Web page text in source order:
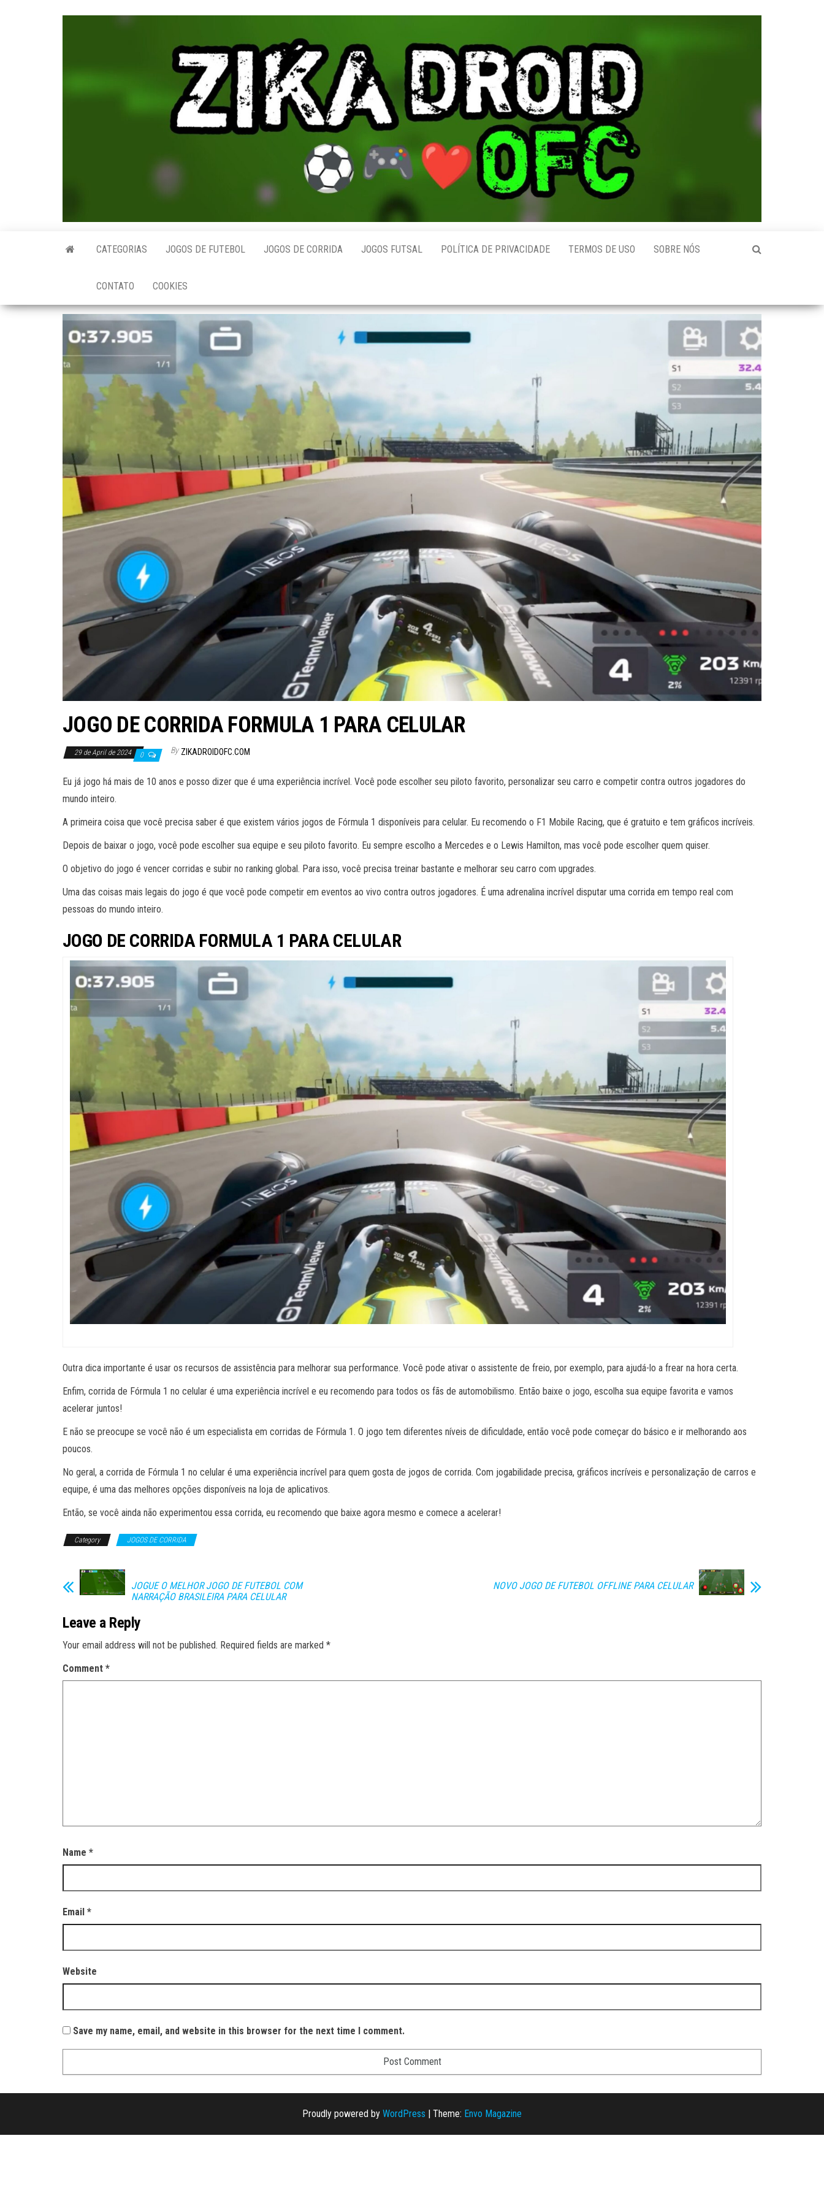
CATEGORIAS JOGOS DE FUTEBOL JOGOS DE CORRIDA JOGOS FUTSAL POLÍTICA DE PRIVACIDADE TERMOS DE USO SOBRE NÓS
CONTATO COOKIES
JOGO DE CORRIDA FORMULA 1 PARA CELULAR
29 de April de 2024 0 By ZIKADROIDOFC.COM
Eu já jogo há mais de 10 anos e posso dizer que é uma experiência incrível. Você pode escolher seu piloto favorito, personalizar seu carro e competir contra outros jogadores do
mundo inteiro.
A primeira coisa que você precisa saber é que existem vários jogos de Fórmula 1 disponíveis para celular. Eu recomendo o F1 Mobile Racing, que é gratuito e tem gráficos incríveis.
Depois de baixar o jogo, você pode escolher sua equipe e seu piloto favorito. Eu sempre escolho a Mercedes e o Lewis Hamilton, mas você pode escolher quem quiser.
O objetivo do jogo é vencer corridas e subir no ranking global. Para isso, você precisa treinar bastante e melhorar seu carro com upgrades.
Uma das coisas mais legais do jogo é que você pode competir em eventos ao vivo contra outros jogadores. É uma adrenalina incrível disputar uma corrida em tempo real com
pessoas do mundo inteiro.
JOGO DE CORRIDA FORMULA 1 PARA CELULAR
Outra dica importante é usar os recursos de assistência para melhorar sua performance. Você pode ativar o assistente de freio, por exemplo, para ajudá-lo a frear na hora certa.
Enfim, corrida de Fórmula 1 no celular é uma experiência incrível e eu recomendo para todos os fãs de automobilismo. Então baixe o jogo, escolha sua equipe favorita e vamos
acelerar juntos!
E não se preocupe se você não é um especialista em corridas de Fórmula 1. O jogo tem diferentes níveis de dificuldade, então você pode começar do básico e ir melhorando aos
poucos.
No geral, a corrida de Fórmula 1 no celular é uma experiência incrível para quem gosta de jogos de corrida. Com jogabilidade precisa, gráficos incríveis e personalização de carros e
equipe, é uma das melhores opções disponíveis na loja de aplicativos.
Então, se você ainda não experimentou essa corrida, eu recomendo que baixe agora mesmo e comece a acelerar!
Category JOGOS DE CORRIDA
JOGUE O MELHOR JOGO DE FUTEBOL COM
NARRAÇÃO BRASILEIRA PARA CELULAR
NOVO JOGO DE FUTEBOL OFFLINE PARA CELULAR
Leave a Reply
Your email address will not be published. Required fields are marked *
Comment *
Name *
Email *
Website
Save my name, email, and website in this browser for the next time I comment.
Proudly powered by WordPress | Theme: Envo Magazine